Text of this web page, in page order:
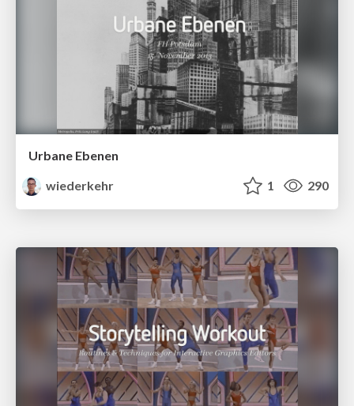
Urbane Ebenen
wiederkehr
1 290